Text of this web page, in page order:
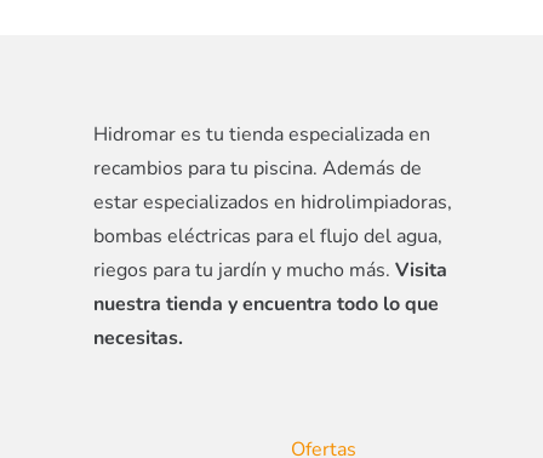
Hidromar es tu tienda especializada en
recambios para tu piscina. Además de
estar especializados en hidrolimpiadoras,
bombas eléctricas para el flujo del agua,
riegos para tu jardín y mucho más. Visita
nuestra tienda y encuentra todo lo que
necesitas.
Ofertas